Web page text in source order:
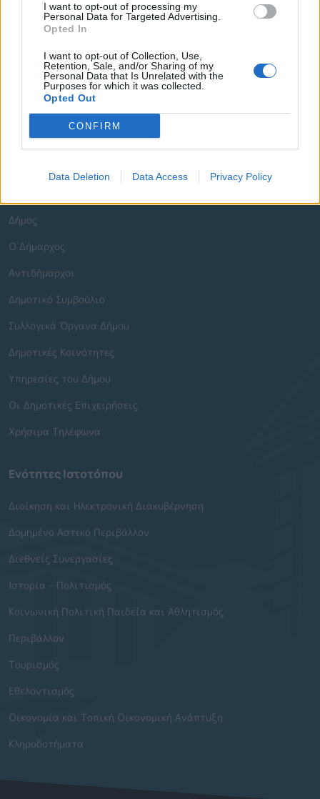
I want to opt-out of processing my
Personal Data for Targeted Advertising.
Opted In
I want to opt-out of Collection, Use,
Retention, Sale, and/or Sharing of my
Personal Data that Is Unrelated with the
Purposes for which it was collected.
Opted Out
CONFIRM
Data Deletion Data Access Privacy Policy
Γραφείο Δημάρχου
25310-82177
Νοσοκομείο
25310-22222
Αστυνομικό Τμήμα
Αρχ. Μουσείο
25310-22411
Δήμος
Ο Δήμαρχος
Αντιδήμαρχοι
Δημοτικό Συμβούλιο
Συλλογικά Όργανα Δήμου
Δημοτικές Κοινότητες
Υπηρεσίες του Δήμου
Οι Δημοτικές Επιχειρήσεις
Χρήσιμα Τηλέφωνα
Ενότητες Ιστοτόπου
Διοίκηση και Ηλεκτρονική Διακυβέρνηση
Δομημένο Αστικό Περιβάλλον
Διεθνείς Συνεργασίες
Ιστορία - Πολιτισμός
Κοινωνική Πολιτική Παιδεία και Αθλητισμός
Περιβάλλον
Τουρισμός
Εθελοντισμός
Οικονομία και Τοπική Οικονομική Ανάπτυξη
Κληροδοτήματα